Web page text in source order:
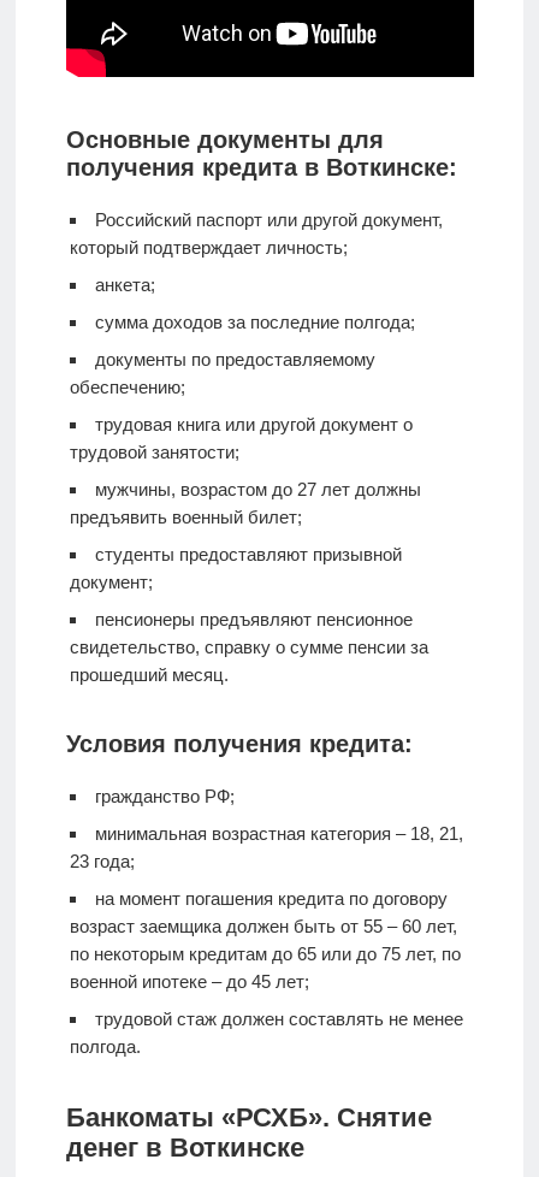
Основные документы для
получения кредита в Воткинске:
Российский паспорт или другой документ,
который подтверждает личность;
анкета;
сумма доходов за последние полгода;
документы по предоставляемому
обеспечению;
трудовая книга или другой документ о
трудовой занятости;
мужчины, возрастом до 27 лет должны
предъявить военный билет;
студенты предоставляют призывной
документ;
пенсионеры предъявляют пенсионное
свидетельство, справку о сумме пенсии за
прошедший месяц.
Условия получения кредита:
гражданство РФ;
минимальная возрастная категория – 18, 21,
23 года;
на момент погашения кредита по договору
возраст заемщика должен быть от 55 – 60 лет,
по некоторым кредитам до 65 или до 75 лет, по
военной ипотеке – до 45 лет;
трудовой стаж должен составлять не менее
полгода.
Банкоматы «РСХБ». Снятие
денег в Воткинске